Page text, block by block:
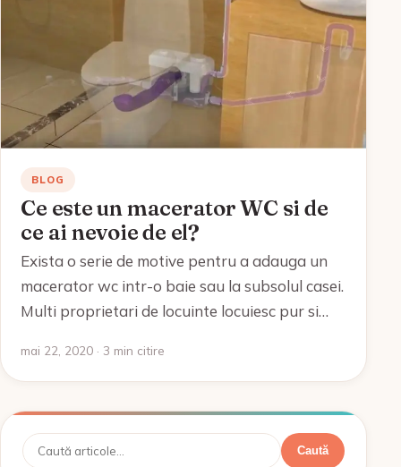
BLOG
Ce este un macerator WC si de
ce ai nevoie de el?
Exista o serie de motive pentru a adauga un
macerator wc intr-o baie sau la subsolul casei.
Multi proprietari de locuinte locuiesc pur si…
mai 22, 2020 · 3 min citire
Caută Caută